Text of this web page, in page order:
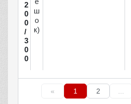
2
0
0
/
3
0
0
ш
о
к)
« 1 2 ...